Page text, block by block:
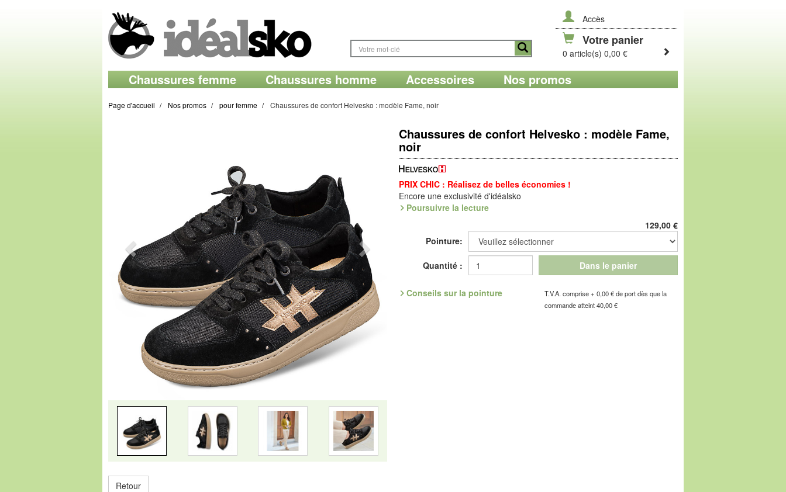
Accès
Votre panier
0 article(s) 0,00 €
Chaussures femme Chaussures homme Accessoires Nos promos
Page d'accueil Nos promos pour femme Chaussures de confort Helvesko : modèle Fame, noir
Chaussures de confort Helvesko : modèle Fame,
noir
PRIX CHIC : Réalisez de belles économies !
Encore une exclusivité d'idéalsko
Ligne sport et une bonne dose de style, voilà pour résumer ce charmant
modèle en cuir et textile, équipé d'une languette moelleuse et d'une
doublure en microfibre Dry Clim. Extra : la semelle LigneNature (
avec sa voûte extractible.
La microfibre Dry Clim et ses fibres innovantes sont issues du sport de
compétition. Cette microfibre assure aux pieds une fraîcheur durable et les
garde au sec.
Poursuivre la lecture
129,00 €
Pointure:
Quantité : Dans le panier
Conseils sur la pointure
T.V.A. comprise + 0,00 € de port dès que la
commande atteint 40,00 €
Retour